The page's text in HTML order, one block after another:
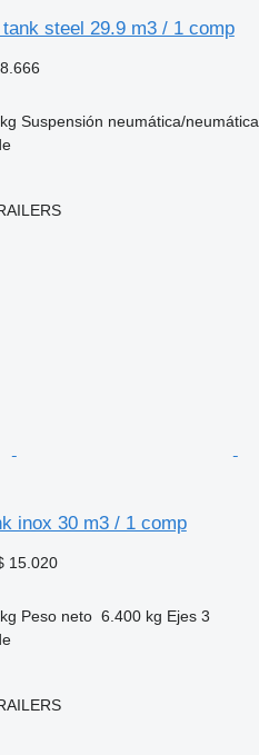
steel 29.9 m3 / 1 comp
Suspensión neumática/neumática
inox 30 m3 / 1 comp
15.020
Peso neto 6.400 kg Ejes 3